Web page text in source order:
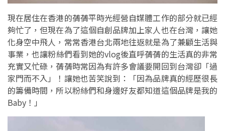
現在居住在香港的蒨蒨平時光經營自媒體工作的部分就已經
夠忙了，但現在為了這個自創品牌加上家人也在台灣，讓她
化身空中飛人，常常香港台北兩地往返就是為了兼顧生活與
事業，也讓粉絲們看到她的vlog後直呼蒨蒨的生活真的非常
充實又忙碌，蒨蒨時常因為有許多會議要開回到台灣卻「過
家門而不入」！讓她也苦笑說到：「因為品牌真的經歷很長
的籌備時間，所以粉絲們和身邊好友都知道這個品牌是我的
Baby！」